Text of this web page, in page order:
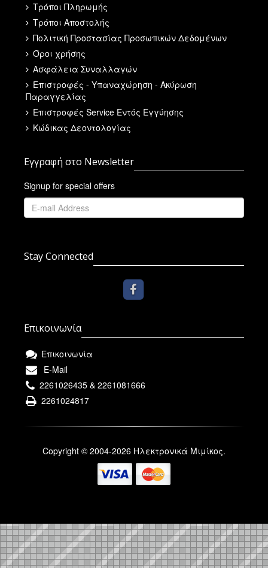
Τρόποι Πληρωμής
Τρόποι Αποστολής
Πολιτική Προστασίας Προσωπικών Δεδομένων
Όροι χρήσης
Ασφάλεια Συναλλαγών
Επιστροφές - Υπαναχώρηση - Ακύρωση
Παραγγελίας
Επιστροφές Service Εντός Εγγύησης
Κώδικας Δεοντολογίας
Εγγραφή στο Newsletter
Signup for special offers
Stay Connected
Επικοινωνία
Επικοινωνία
E-Mail
2261026435 & 2261081666
2261024817
Copyright © 2004-2026 Ηλεκτρονικά Μιμίκος.